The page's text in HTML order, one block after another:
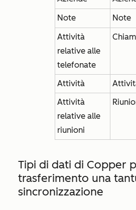
Note
Note
Attività
relative alle
telefonate
Attività
Attività
relative alle
riunioni
Tipi di dati di Copper
trasferimento una
sincronizzazione